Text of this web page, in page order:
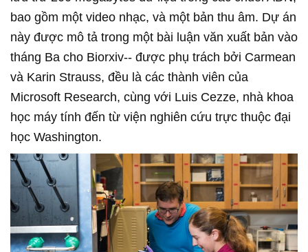
bao gồm một video nhạc, và một bản thu âm. Dự án
này được mô tả trong một bài luận văn xuất bản vào
tháng Ba cho Biorxiv-- được phụ trách bởi Carmean
và Karin Strauss, đều là các thành viên của
Microsoft Research, cùng với Luis Cezze, nhà khoa
học máy tính đến từ viện nghiên cứu trực thuộc đại
học Washington.